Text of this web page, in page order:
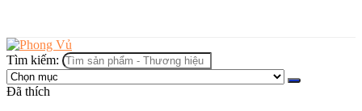
Tìm kiếm:
Đã thích